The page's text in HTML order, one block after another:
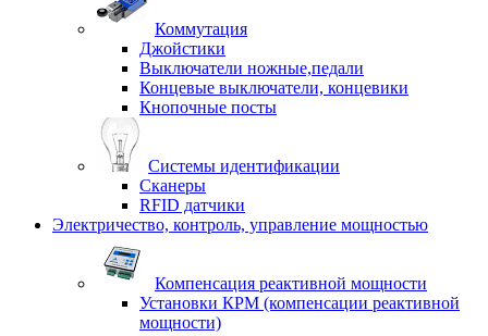
Коммутация
Джойстики
Выключатели ножные,педали
Концевые выключатели, концевики
Кнопочные посты
Системы идентификации
Сканеры
RFID датчики
Электричество, контроль, управление мощностью
Компенсация реактивной мощности
Установки КРМ (компенсации реактивной
мощности)